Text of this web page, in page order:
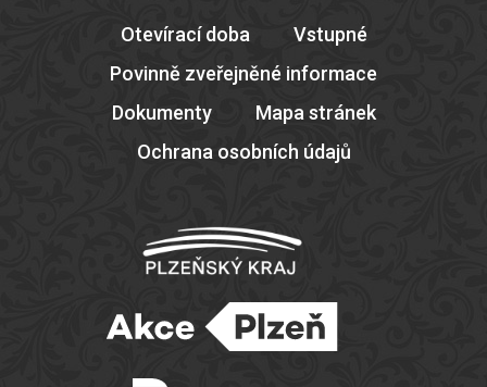
Otevírací doba
Vstupné
Povinně zveřejněné informace
Dokumenty
Mapa stránek
Ochrana osobních údajů